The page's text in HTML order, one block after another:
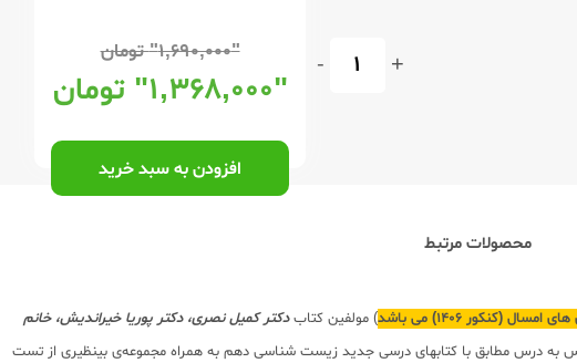
+
- "۱,۶۹۰,۰۰۰" تومان
"۱,۳۶۸,۰۰۰" تومان
افزودن به سبد خرید
محصولات مرتبط
) مولفین کتابدکتر کمیل نصری، دکتر پوریا خیراندیش، خانم
به درس مطابق با کتابهای درسی جدید زیست شناسی دهم به همراه مجموعه‌ی بینظیری از تست